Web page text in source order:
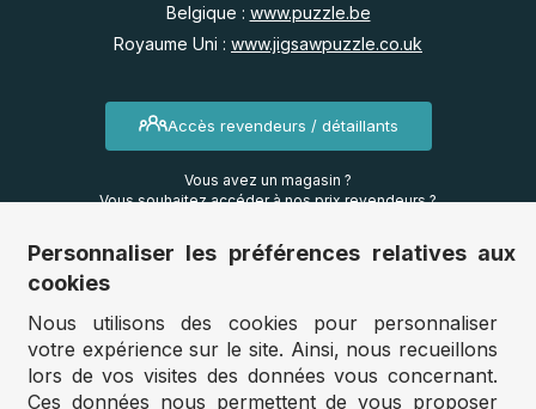
Belgique : www.puzzle.be
Royaume Uni : www.jigsawpuzzle.co.uk
Accès revendeurs / détaillants
Vous avez un magasin ?
Vous souhaitez accéder à nos prix revendeurs ?
Vous êtes professionnel ?
Créez des puzzles personnalisés en grande quantité.
Personnaliser les préférences relatives aux
cookies
Nous utilisons des cookies pour personnaliser
votre expérience sur le site. Ainsi, nous recueillons
lors de vos visites des données vous concernant.
Ces données nous permettent de vous proposer